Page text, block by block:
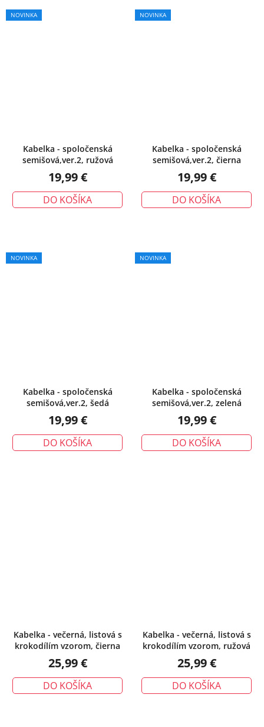
NOVINKA
Kabelka - spoločenská
semišová,ver.2, ružová
19,99 €
DO KOŠÍKA
NOVINKA
Kabelka - spoločenská
semišová,ver.2, čierna
19,99 €
DO KOŠÍKA
NOVINKA
Kabelka - spoločenská
semišová,ver.2, šedá
19,99 €
DO KOŠÍKA
NOVINKA
Kabelka - spoločenská
semišová,ver.2, zelená
19,99 €
DO KOŠÍKA
Kabelka - večerná, listová s
krokodílím vzorom, čierna
25,99 €
DO KOŠÍKA
Kabelka - večerná, listová s
krokodílím vzorom, ružová
25,99 €
DO KOŠÍKA